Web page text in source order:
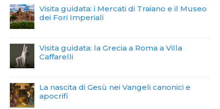
Visita guidata: i Mercati di Traiano e il Museo
dei Fori Imperiali
Visita guidata: la Grecia a Roma a Villa
Caffarelli
La nascita di Gesù nei Vangeli canonici e
apocrifi